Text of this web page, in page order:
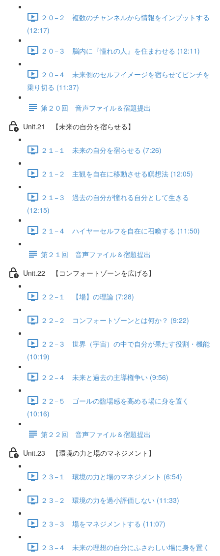
２０−２ 複数のチャンネルから情報をインプットする
(12:17)
２０−３ 脳内に『憧れの人』を住まわせる (12:11)
２０−４ 未来側のセルフイメージを宿らせてピンチを
乗り切る (11:37)
第２０回 音声ファイル＆宿題提出
Unit.21 【未来の自分を宿らせる】
２１−１ 未来の自分を宿らせる (7:26)
２１−２ 主観を自在に移動させる瞑想法 (12:05)
２１−３ 過去の自分が憧れる自分として生きる
(12:15)
２１−４ ハイヤーセルフを自在に召喚する (11:50)
第２１回 音声ファイル＆宿題提出
Unit.22 【コンフォートゾーンを広げる】
２２−１ 【場】の理論 (7:28)
２２−２ コンフォートゾーンとは何か？ (9:22)
２２−３ 世界（宇宙）の中で自分が果たす役割・機能
(10:19)
２２−４ 未来と過去の主導権争い (9:56)
２２−５ ゴールの臨場感を高める場に身を置く
(10:16)
第２２回 音声ファイル＆宿題提出
Unit.23 【環境の力と場のマネジメント】
２３−１ 環境の力と場のマネジメント (6:54)
２３−２ 環境の力を過小評価しない (11:33)
２３−３ 場をマネジメントする (11:07)
２３−４ 未来の理想の自分にふさわしい場に身を置く